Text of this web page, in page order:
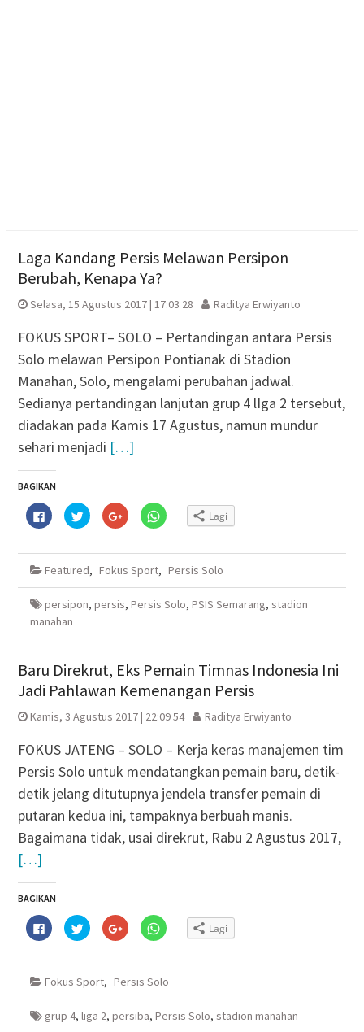
Laga Kandang Persis Melawan Persipon
Berubah, Kenapa Ya?
Selasa, 15 Agustus 2017 | 17:03 28 Raditya Erwiyanto
FOKUS SPORT– SOLO – Pertandingan antara Persis
Solo melawan Persipon Pontianak di Stadion
Manahan, Solo, mengalami perubahan jadwal.
Sedianya pertandingan lanjutan grup 4 lIga 2 tersebut,
diadakan pada Kamis 17 Agustus, namun mundur
sehari menjadi […]
BAGIKAN
Klik
untuk
membagikan
Facebook(Membuka
jendela
baru)
Klik
untuk
berbagi
Twitter(Membuka
jendela
baru)
Klik
untuk
berbagi
Google+
di
jendela
yang
baru)
Klik
untuk
WhatsApp(Membuka
jendela
baru)
Lagi
Featured, Fokus Sport, Persis Solo
persipon, persis, Persis Solo, PSIS Semarang, stadion
manahan
Baru Direkrut, Eks Pemain Timnas Indonesia Ini
Jadi Pahlawan Kemenangan Persis
Kamis, 3 Agustus 2017 | 22:09 54 Raditya Erwiyanto
FOKUS JATENG – SOLO – Kerja keras manajemen tim
Persis Solo untuk mendatangkan pemain baru, detik-
detik jelang ditutupnya jendela transfer pemain di
putaran kedua ini, tampaknya berbuah manis.
Bagaimana tidak, usai direkrut, Rabu 2 Agustus 2017,
[…]
BAGIKAN
Klik
untuk
membagikan
Facebook(Membuka
jendela
baru)
Klik
untuk
berbagi
Twitter(Membuka
jendela
baru)
Klik
untuk
berbagi
Google+
di
yang
baru)
Klik
untuk
WhatsApp(Membuka
jendela
baru)
Lagi
Fokus Sport, Persis Solo
grup 4, liga 2, persiba, Persis Solo, stadion manahan